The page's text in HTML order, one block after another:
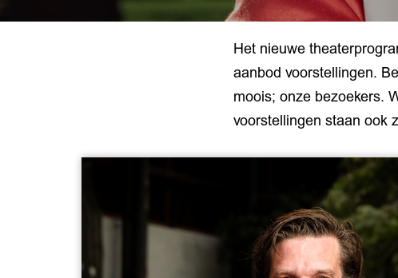
Het nieuwe
aanbod voorstellingen.
moois; onze bezoekers.
voorstellingen staan ook